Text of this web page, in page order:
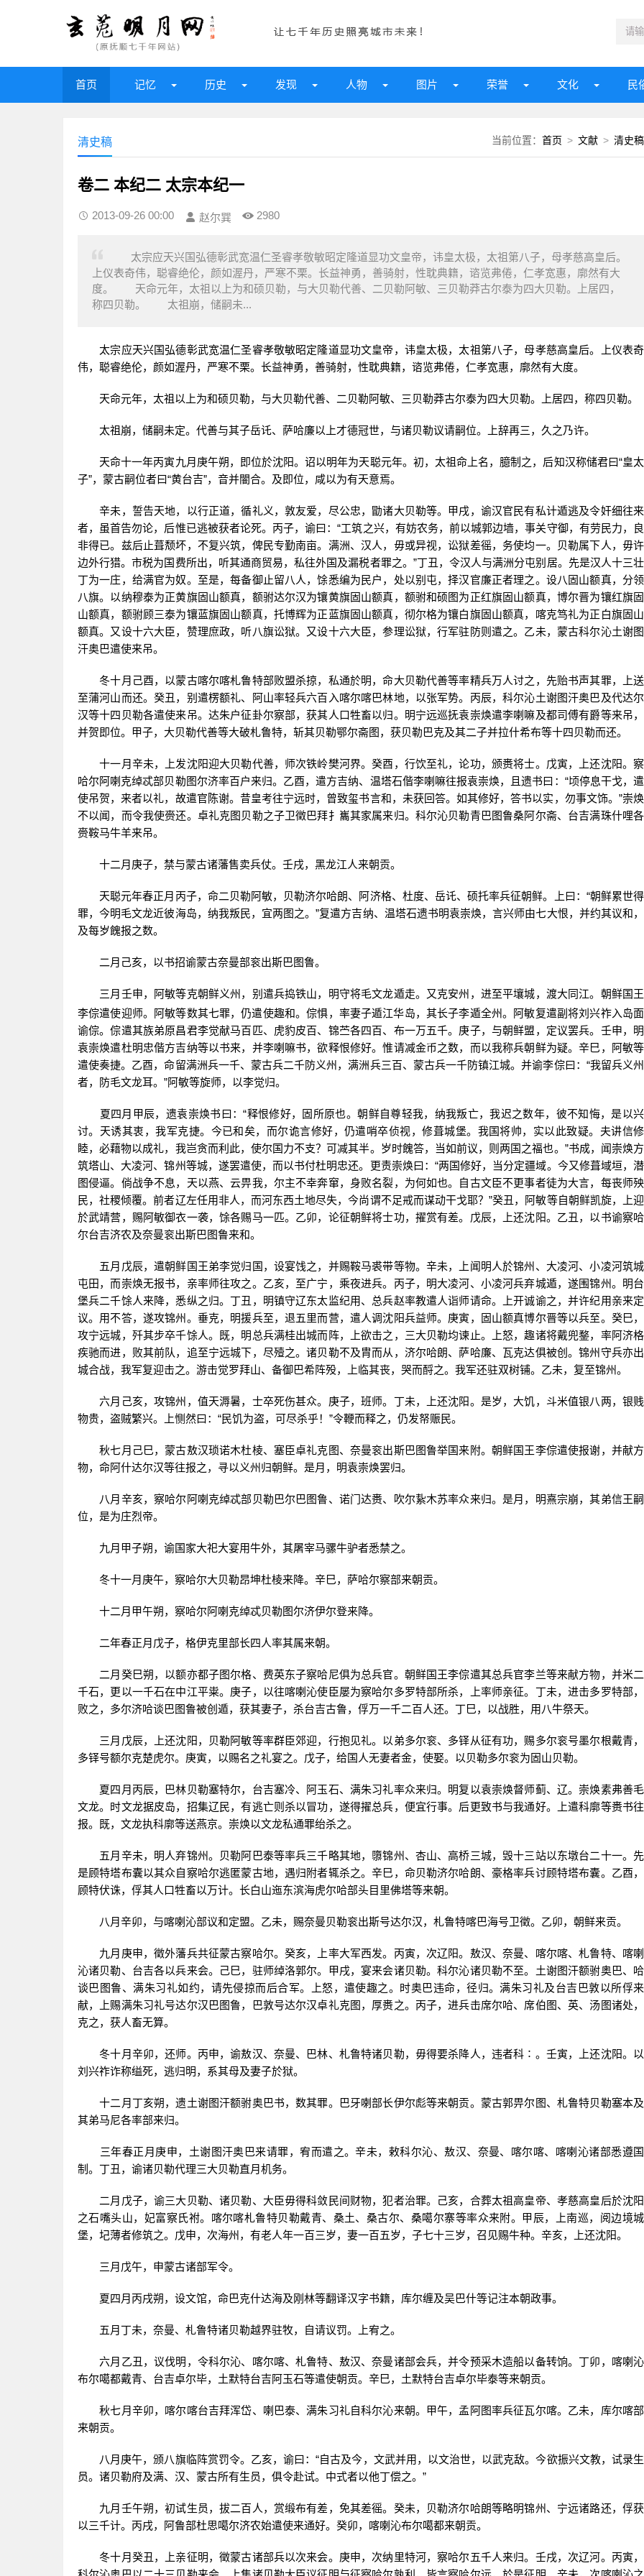
首页 记忆 历史 发现 人物 图片 荣誉 文化 民
当前位置： 首页 > 文献 > 清史稿
清史稿
卷二 本纪二 太宗本纪一
2013-09-26 00:00 赵尔巽 2980
太宗应天兴国弘德彰武宽温仁圣睿孝敬敏昭定隆道显功文皇帝，讳皇太极，太祖第八子，母孝慈高皇后。
上仪表奇伟，聪睿绝伦，颜如渥丹，严寒不栗。长益神勇，善骑射，性耽典籍，谘览弗倦，仁孝宽惠，廓然有大
度。 天命元年，太祖以上为和硕贝勒，与大贝勒代善、二贝勒阿敏、三贝勒莽古尔泰为四大贝勒。上居四，
称四贝勒。 太祖崩，储嗣未...
太宗应天兴国弘德彰武宽温仁圣睿孝敬敏昭定隆道显功文皇帝，讳皇太极，太祖第八子，母孝慈高皇后。上仪表奇
伟，聪睿绝伦，颜如渥丹，严寒不栗。长益神勇，善骑射，性耽典籍，谘览弗倦，仁孝宽惠，廓然有大度。
天命元年，太祖以上为和硕贝勒，与大贝勒代善、二贝勒阿敏、三贝勒莽古尔泰为四大贝勒。上居四，称四贝勒。
太祖崩，储嗣未定。代善与其子岳讬、萨哈廉以上才德冠世，与诸贝勒议请嗣位。上辞再三，久之乃许。
天命十一年丙寅九月庚午朔，即位於沈阳。诏以明年为天聪元年。初，太祖命上名，臆制之，后知汉称储君曰“皇太
子”，蒙古嗣位者曰“黄台吉”，音并闇合。及即位，咸以为有天意焉。
辛未，誓告天地，以行正道，循礼义，敦友爱，尽公忠，勖诸大贝勒等。甲戌，谕汉官民有私计遁逃及令奸细往来
者，虽首告勿论，后惟已逃被获者论死。丙子，谕曰：“工筑之兴，有妨农务，前以城郭边墙，事关守御，有劳民力，良
非得已。兹后止葺颓坏，不复兴筑，俾民专勤南亩。满洲、汉人，毋或异视，讼狱差徭，务使均一。贝勒属下人，毋许
边外行猎。市税为国费所出，听其通商贸易，私往外国及漏税者罪之。”丁丑，令汉人与满洲分屯别居。先是汉人十三壮
丁为一庄，给满官为奴。至是，每备御止留八人，馀悉编为民户，处以别屯，择汉官廉正者理之。设八固山额真，分领
八旗。以纳穆泰为正黄旗固山额真，额驸达尔汉为镶黄旗固山额真，额驸和硕图为正红旗固山额真，博尔晋为镶红旗固
山额真，额驸顾三泰为镶蓝旗固山额真，托博辉为正蓝旗固山额真，彻尔格为镶白旗固山额真，喀克笃礼为正白旗固山
额真。又设十六大臣，赞理庶政，听八旗讼狱。又设十六大臣，参理讼狱，行军驻防则遣之。乙未，蒙古科尔沁土谢图
汗奥巴遣使来吊。
冬十月己酉，以蒙古喀尔喀札鲁特部败盟杀掠，私通於明，命大贝勒代善等率精兵万人讨之，先贻书声其罪，上送
至蒲河山而还。癸丑，别遣楞额礼、阿山率轻兵六百入喀尔喀巴林地，以张军势。丙辰，科尔沁土谢图汗奥巴及代达尔
汉等十四贝勒各遣使来吊。达朱户征卦尔察部，获其人口牲畜以归。明宁远巡抚袁崇焕遣李喇嘛及都司傅有爵等来吊，
并贺即位。甲子，大贝勒代善等大破札鲁特，斩其贝勒鄂尔斋图，获贝勒巴克及其二子并拉什希布等十四贝勒而还。
十一月辛未，上发沈阳迎大贝勒代善，师次铁岭樊河界。癸酉，行饮至礼，论功，颁赉将士。戊寅，上还沈阳。察
哈尔阿喇克绰忒部贝勒图尔济率百户来归。乙酉，遣方吉纳、温塔石偕李喇嘛往报袁崇焕，且遗书曰：“顷停息干戈，遣
使吊贺，来者以礼，故遣官陈谢。昔皇考往宁远时，曾致玺书言和，未获回答。如其修好，答书以实，勿事文饰。”崇焕
不以闻，而令我使赍还。卓礼克图贝勒之子卫徵巴拜扌巂其家属来归。科尔沁贝勒青巴图鲁桑阿尔斋、台吉满珠什哩各
赍鞍马牛羊来吊。
十二月庚子，禁与蒙古诸藩售卖兵仗。壬戌，黑龙江人来朝贡。
天聪元年春正月丙子，命二贝勒阿敏，贝勒济尔哈朗、阿济格、杜度、岳讬、硕托率兵征朝鲜。上曰：“朝鲜累世得
罪，今明毛文龙近彼海岛，纳我叛民，宜两图之。”复遣方吉纳、温塔石遗书明袁崇焕，言兴师由七大恨，并约其议和，
及每岁餽报之数。
二月己亥，以书招谕蒙古奈曼部衮出斯巴图鲁。
三月壬申，阿敏等克朝鲜义州，别遣兵捣铁山，明守将毛文龙遁走。又克安州，进至平壤城，渡大同江。朝鲜国王
李倧遣使迎师。阿敏等数其七罪，仍遣使趣和。倧惧，率妻子遁江华岛，其长子李遁全州。阿敏复遣副将刘兴祚入岛面
谕倧。倧遣其族弟原昌君李觉献马百匹、虎豹皮百、锦苎各四百、布一万五千。庚子，与朝鲜盟，定议罢兵。壬申，明
袁崇焕遣杜明忠偕方吉纳等以书来，并李喇嘛书，欲释恨修好。惟请减金币之数，而以我称兵朝鲜为疑。辛巳，阿敏等
遣使奏捷。乙酉，命留满洲兵一千、蒙古兵二千防义州，满洲兵三百、蒙古兵一千防镇江城。并谕李倧曰：“我留兵义州
者，防毛文龙耳。”阿敏等旋师，以李觉归。
夏四月甲辰，遗袁崇焕书曰：“释恨修好，固所原也。朝鲜自尊轻我，纳我叛亡，我迟之数年，彼不知悔，是以兴
讨。天诱其衷，我军克捷。今已和矣，而尔诡言修好，仍遣哨卒侦视，修葺城堡。我国将帅，实以此致疑。夫讲信修
睦，必藉物以成礼，我岂贪而利此，使尔国力不支？可减其半。岁时餽答，当如前议，则两国之福也。”书成，闻崇焕方
筑塔山、大凌河、锦州等城，遂罢遣使，而以书付杜明忠还。更责崇焕曰：“两国修好，当分定疆域。今又修葺域垣，潜
图侵逼。倘战争不息，天以燕、云畀我，尔主不幸奔窜，身败名裂，为何如也。自古文臣不更事者徒为大言，每丧师殃
民，社稷倾覆。前者辽左任用非人，而河东西土地尽失，今尚谓不足戒而谋动干戈耶？”癸丑，阿敏等自朝鲜凯旋，上迎
於武靖营，赐阿敏御衣一袭，馀各赐马一匹。乙卯，论征朝鲜将士功，擢赏有差。戊辰，上还沈阳。乙丑，以书谕察哈
尔台吉济农及奈曼衮出斯巴图鲁来和。
五月戊辰，遣朝鲜国王弟李觉归国，设宴饯之，并赐鞍马裘带等物。辛未，上闻明人於锦州、大凌河、小凌河筑城
屯田，而崇焕无报书，亲率师往攻之。乙亥，至广宁，乘夜进兵。丙子，明大凌河、小凌河兵弃城遁，遂围锦州。明台
堡兵二千馀人来降，悉纵之归。丁丑，明镇守辽东太监纪用、总兵赵率教遣人诣师请命。上开诚谕之，并许纪用亲来定
议。用不答，遂攻锦州。垂克，明援兵至，退五里而营，遣人调沈阳兵益师。庚寅，固山额真博尔晋等以兵至。癸巳，
攻宁远城，歼其步卒千馀人。既，明总兵满桂出城而阵，上欲击之，三大贝勒均谏止。上怒，趣诸将戴兜鍪，率阿济格
疾驰而进，败其前队，追至宁远城下，尽殪之。诸贝勒不及胄而从，济尔哈朗、萨哈廉、瓦克达俱被创。锦州守兵亦出
城合战，我军复迎击之。游击觉罗拜山、备御巴希阵殁，上临其丧，哭而酹之。我军还驻双树铺。乙未，复至锦州。
六月己亥，攻锦州，值天溽暑，士卒死伤甚众。庚子，班师。丁未，上还沈阳。是岁，大饥，斗米值银八两，银贱
物贵，盗贼繁兴。上恻然曰：“民饥为盗，可尽杀乎！”令鞭而释之，仍发帑赈民。
秋七月己巳，蒙古敖汉琐诺木杜棱、塞臣卓礼克图、奈曼衮出斯巴图鲁举国来附。朝鲜国王李倧遣使报谢，并献方
物，命阿什达尔汉等往报之，寻以义州归朝鲜。是月，明袁崇焕罢归。
八月辛亥，察哈尔阿喇克绰忒部贝勒巴尔巴图鲁、诺门达赉、吹尔紥木苏率众来归。是月，明熹宗崩，其弟信王嗣
位，是为庄烈帝。
九月甲子朔，谕国家大祀大宴用牛外，其屠宰马骡牛驴者悉禁之。
冬十一月庚午，察哈尔大贝勒昂坤杜棱来降。辛巳，萨哈尔察部来朝贡。
十二月甲午朔，察哈尔阿喇克绰忒贝勒图尔济伊尔登来降。
二年春正月戊子，格伊克里部长四人率其属来朝。
二月癸巳朔，以额亦都子图尔格、费英东子察哈尼俱为总兵官。朝鲜国王李倧遣其总兵官李兰等来献方物，并米二
千石，更以一千石在中江平粜。庚子，以往喀喇沁使臣屡为察哈尔多罗特部所杀，上率师亲征。丁未，进击多罗特部，
败之，多尔济哈谈巴图鲁被创遁，获其妻子，杀台吉古鲁，俘万一千二百人还。丁巳，以战胜，用八牛祭天。
三月戊辰，上还沈阳，贝勒阿敏等率群臣郊迎，行抱见礼。以弟多尔衮、多铎从征有功，赐多尔衮号墨尔根戴青，
多铎号额尔克楚虎尔。庚寅，以赐名之礼宴之。戊子，给国人无妻者金，使娶。以贝勒多尔衮为固山贝勒。
夏四月丙辰，巴林贝勒塞特尔，台吉塞冷、阿玉石、满朱习礼率众来归。明复以袁崇焕督师蓟、辽。崇焕素弗善毛
文龙。时文龙据皮岛，招集辽民，有逃亡则杀以冒功，遂得擢总兵，便宜行事。后更致书与我通好。上遣科廓等赉书往
报。既，文龙执科廓等送燕京。崇焕以文龙私通罪绐杀之。
五月辛未，明人弃锦州。贝勒阿巴泰等率兵三千略其地，隳锦州、杏山、高桥三城，毁十三站以东墩台二十一。先
是顾特塔布囊以其众自察哈尔逃匿蒙古地，遇归附者辄杀之。辛巳，命贝勒济尔哈朗、豪格率兵讨顾特塔布囊。乙酉，
顾特伏诛，俘其人口牲畜以万计。长白山迤东滨海虎尔哈部头目里佛塔等来朝。
八月辛卯，与喀喇沁部议和定盟。乙未，赐奈曼贝勒衮出斯号达尔汉，札鲁特喀巴海号卫徵。乙卯，朝鲜来贡。
九月庚申，徵外藩兵共征蒙古察哈尔。癸亥，上率大军西发。丙寅，次辽阳。敖汉、奈曼、喀尔喀、札鲁特、喀喇
沁诸贝勒、台吉各以兵来会。己巳，驻师绰洛郭尔。甲戌，宴来会诸贝勒。科尔沁诸贝勒不至。土谢图汗额驸奥巴、哈
谈巴图鲁、满朱习礼如约，请先侵掠而后合军。上怒，遣使趣之。时奥巴违命，径归。满朱习礼及台吉巴敦以所俘来
献，上赐满朱习礼号达尔汉巴图鲁，巴敦号达尔汉卓礼克图，厚赉之。丙子，进兵击席尔哈、席伯图、英、汤图诸处，
克之，获人畜无算。
冬十月辛卯，还师。丙申，谕敖汉、奈曼、巴林、札鲁特诸贝勒，毋得要杀降人，违者科∶。壬寅，上还沈阳。以
刘兴祚诈称缢死，逃归明，系其母及妻子於狱。
十二月丁亥朔，遗土谢图汗额驸奥巴书，数其罪。巴牙喇部长伊尔彪等来朝贡。蒙古郭畀尔图、札鲁特贝勒塞本及
其弟马尼各率部来归。
三年春正月庚申，土谢图汗奥巴来请罪，宥而遣之。辛未，敕科尔沁、敖汉、奈曼、喀尔喀、喀喇沁诸部悉遵国
制。丁丑，谕诸贝勒代理三大贝勒直月机务。
二月戊子，谕三大贝勒、诸贝勒、大臣毋得科敛民间财物，犯者治罪。己亥，合葬太祖高皇帝、孝慈高皇后於沈阳
之石嘴头山，妃富察氏祔。喀尔喀札鲁特贝勒戴青、桑土、桑古尔、桑噶尔寨等率众来附。甲辰，上南巡，阅边境城
堡，圮薄者修筑之。戊申，次海州，有老人年一百三岁，妻一百五岁，子七十三岁，召见赐牛种。辛亥，上还沈阳。
三月戊午，申蒙古诸部军令。
夏四月丙戌朔，设文馆，命巴克什达海及刚林等翻译汉字书籍，库尔缠及吴巴什等记注本朝政事。
五月丁未，奈曼、札鲁特诸贝勒越界驻牧，自请议罚。上宥之。
六月乙丑，议伐明，令科尔沁、喀尔喀、札鲁特、敖汉、奈曼诸部会兵，并令预采木造船以备转饷。丁卯，喀喇沁
布尔噶都戴青、台吉卓尔毕，土默特台吉阿玉石等遣使朝贡。辛巳，土默特台吉卓尔毕泰等来朝贡。
秋七月辛卯，喀尔喀台吉拜浑岱、喇巴泰、满朱习礼自科尔沁来朝。甲午，孟阿图率兵征瓦尔喀。乙未，库尔喀部
来朝贡。
八月庚午，颁八旗临阵赏罚令。乙亥，谕曰：“自古及今，文武并用，以文治世，以武克敌。今欲振兴文教，试录生
员。诸贝勒府及满、汉、蒙古所有生员，俱令赴试。中式者以他丁偿之。”
九月壬午朔，初试生员，拔二百人，赏缎布有差，免其差徭。癸未，贝勒济尔哈朗等略明锦州、宁远诸路还，俘获
以三千计。丙戌，阿鲁部杜思噶尔济农始遣使来通好。癸卯，喀喇沁布尔噶都来朝贡。
冬十月癸丑，上亲征明，徵蒙古诸部兵以次来会。庚申，次纳里特河，察哈尔五千人来归。壬戌，次辽河。丙寅，